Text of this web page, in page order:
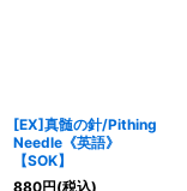
[EX]真髄の針/Pithing
Needle《英語》
【SOK】
880円(税込)